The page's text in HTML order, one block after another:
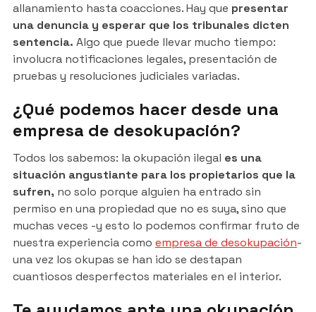
allanamiento hasta coacciones. Hay que presentar
una denuncia y esperar que los tribunales dicten
sentencia. Algo que puede llevar mucho tiempo:
involucra notificaciones legales, presentación de
pruebas y resoluciones judiciales variadas.
¿Qué podemos hacer desde una
empresa de desokupación?
Todos los sabemos: la okupación ilegal es una
situación angustiante para los propietarios que la
sufren, no solo porque alguien ha entrado sin
permiso en una propiedad que no es suya, sino que
muchas veces -y esto lo podemos confirmar fruto de
nuestra experiencia como empresa de desokupación-
una vez los okupas se han ido se destapan
cuantiosos desperfectos materiales en el interior.